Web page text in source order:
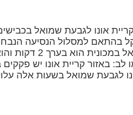
קל בהתאם למסלול הנסיעה
לגבעת שמואל
לב: באזור קריית אונו יש
לגבעת שמואל בשעות אלה